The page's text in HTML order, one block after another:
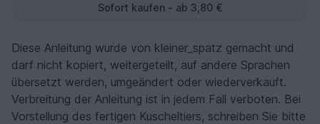
Sofort kaufen - ab 3,80 €
Diese Anleitung wurde von kleiner_spatz gemacht und
darf nicht kopiert, weitergeteilt, auf andere Sprachen
übersetzt werden, umgeändert oder wiederverkauft.
Verbreitung der Anleitung ist in jedem Fall verboten. Bei
Vorstellung des fertigen Kuscheltiers, schreiben Sie bitte